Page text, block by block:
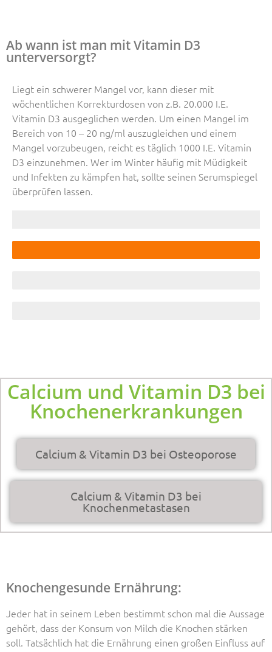
Ab wann ist man mit Vitamin D3
unterversorgt?
Liegt ein schwerer Mangel vor, kann dieser mit
wöchentlichen Korrekturdosen von z.B. 20.000 I.E.
Vitamin D3 ausgeglichen werden. Um einen Mangel im
Bereich von 10 – 20 ng/ml auszugleichen und einem
Mangel vorzubeugen, reicht es täglich 1000 I.E. Vitamin
D3 einzunehmen. Wer im Winter häufig mit Müdigkeit
und Infekten zu kämpfen hat, sollte seinen Serumspiegel
überprüfen lassen.
Calcium und Vitamin D3 bei
Knochenerkrankungen
Calcium & Vitamin D3 bei Osteoporose
Calcium & Vitamin D3 bei
Knochenmetastasen
Knochengesunde Ernährung:
Jeder hat in seinem Leben bestimmt schon mal die Aussage
gehört, dass der Konsum von Milch die Knochen stärken
soll. Tatsächlich hat die Ernährung einen großen Einfluss auf